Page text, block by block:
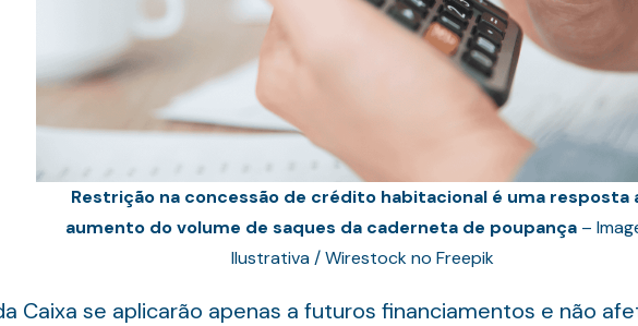
Restrição na concessão de crédito habitacional é uma resposta
aumento do volume de saques da caderneta de poupança –
Ilustrativa / Wirestock no Freepik
Caixa se aplicarão apenas a futuros financiamentos e não